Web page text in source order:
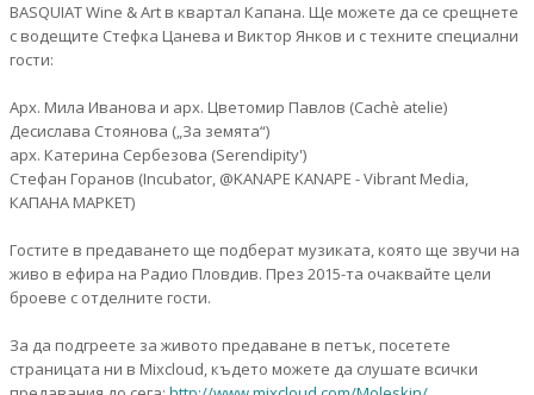
BASQUIAT Wine & Art в квартал Капана. Ще можете да се срещнете
с водещите Стефка Цанева и Виктор Янков и с техните специални
гости:
Арх. Мила Иванова и арх. Цветомир Павлов (Cachè atelie)
Десислава Стоянова („За земята“)
арх. Катерина Сербезова (Serendipity')
Стефан Горанов (Incubator, @KANAPE KANAPE - Vibrant Media,
КАПАНА МАРКЕТ)
Гостите в предаването ще подберат музиката, която ще звучи на
живо в ефира на Радио Пловдив. През 2015-та очаквайте цели
броеве с отделните гости.
За да подгреете за живото предаване в петък, посетете
страницата ни в Mixcloud, където можете да слушате всички